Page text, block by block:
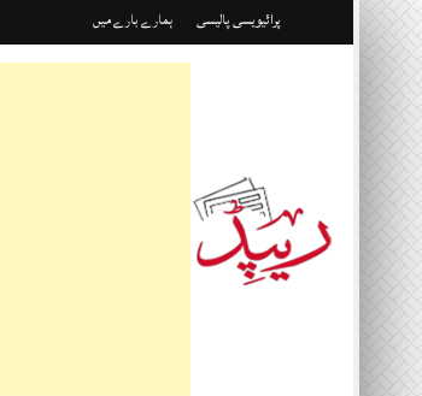
content
پرائیویسی پالیسی ہمارے بارے میں